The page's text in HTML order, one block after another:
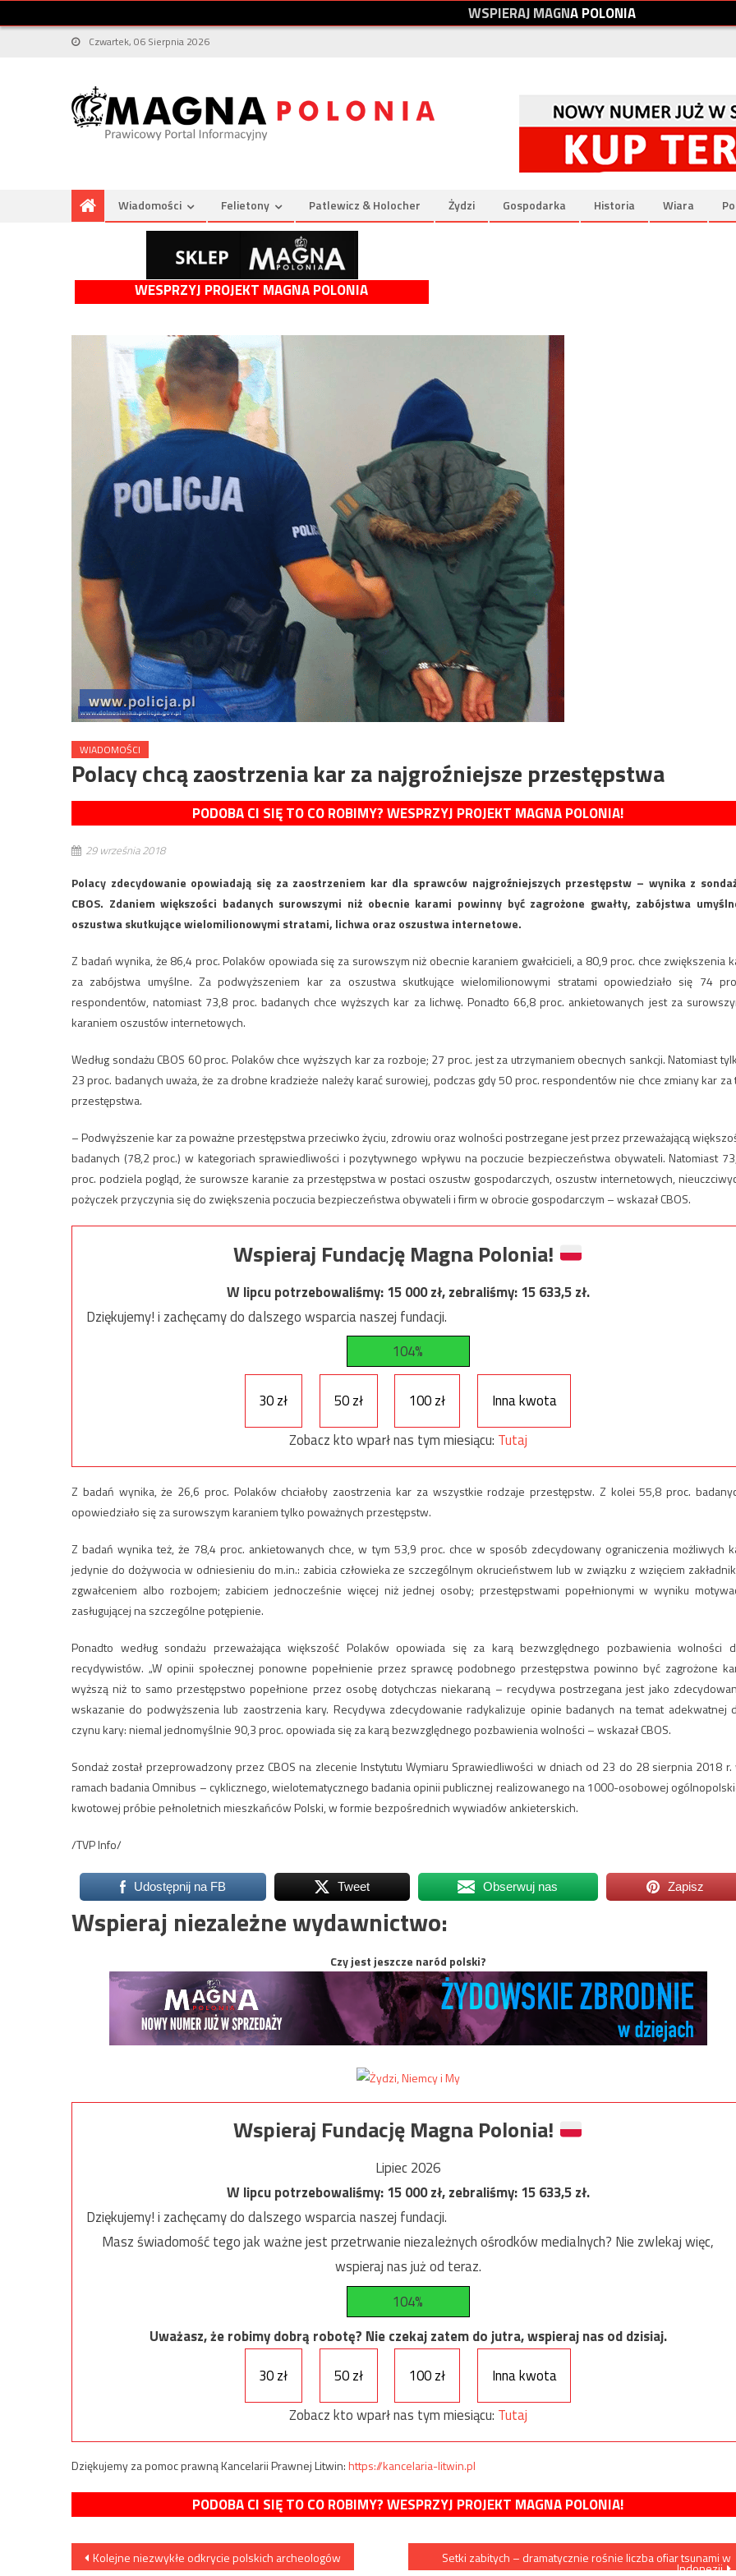
WSPIERAJMAGNAPOLONIA
Czwartek, 06 Sierpnia 2026
Wiadomości Felietony Patlewicz & Holocher Żydzi Gospodarka Historia Wiara
WESPRZYJ PROJEKT MAGNA POLONIA
WIADOMOŚCI
Polacy chcą zaostrzenia kar za najgroźniejsze przestępstwa
PODOBA CI SIĘ TO CO ROBIMY? WESPRZYJ PROJEKT MAGNA POLONIA!
29 września 2018
Polacy zdecydowanie opowiadają się za zaostrzeniem kar dla sprawców najgroźniejszych przestępstw – wynika z
CBOS. Zdaniem większości badanych surowszymi niż obecnie karami powinny być zagrożone gwałty, zabójstwa
oszustwa skutkujące wielomilionowymi stratami, lichwa oraz oszustwa internetowe.
Z badań wynika, że 86,4 proc. Polaków opowiada się za surowszym niż obecnie karaniem gwałcicieli, a 80,9 proc. chce zwiększenia
za zabójstwa umyślne. Za podwyższeniem kar za oszustwa skutkujące wielomilionowymi stratami opowiedziało się 74
respondentów, natomiast 73,8 proc. badanych chce wyższych kar za lichwę. Ponadto 66,8 proc. ankietowanych jest za
karaniem oszustów internetowych.
Według sondażu CBOS 60 proc. Polaków chce wyższych kar za rozboje; 27 proc. jest za utrzymaniem obecnych sankcji. Natomiast
23 proc. badanych uważa, że za drobne kradzieże należy karać surowiej, podczas gdy 50 proc. respondentów nie chce zmiany kar za
przestępstwa.
– Podwyższenie kar za poważne przestępstwa przeciwko życiu, zdrowiu oraz wolności postrzegane jest przez przeważającą
badanych (78,2 proc.) w kategoriach sprawiedliwości i pozytywnego wpływu na poczucie bezpieczeństwa obywateli. Natomiast
proc. podziela pogląd, że surowsze karanie za przestępstwa w postaci oszustw gospodarczych, oszustw internetowych,
pożyczek przyczynia się do zwiększenia poczucia bezpieczeństwa obywateli i firm w obrocie gospodarczym – wskazał CBOS.
Wspieraj Fundację Magna Polonia!
W lipcu potrzebowaliśmy:15 000zł, zebraliśmy:15 633,5zł.
Dziękujemy! i zachęcamy do dalszego wsparcia naszej fundacji.
104%
30 zł 50 zł 100 zł
Inna kwota
Zobacz kto wparł nas tym miesiącu: Tutaj
Z badań wynika, że 26,6 proc. Polaków chciałoby zaostrzenia kar za wszystkie rodzaje przestępstw. Z kolei 55,8 proc.
opowiedziało się za surowszym karaniem tylko poważnych przestępstw.
Z badań wynika też, że 78,4 proc. ankietowanych chce, w tym 53,9 proc. chce w sposób zdecydowany ograniczenia możliwych
jedynie do dożywocia w odniesieniu do m.in.: zabicia człowieka ze szczególnym okrucieństwem lub w związku z wzięciem
zgwałceniem albo rozbojem; zabiciem jednocześnie więcej niż jednej osoby; przestępstwami popełnionymi w wyniku
zasługującej na szczególne potępienie.
Ponadto według sondażu przeważająca większość Polaków opowiada się za karą bezwzględnego pozbawienia wolności
recydywistów. „W opinii społecznej ponowne popełnienie przez sprawcę podobnego przestępstwa powinno być zagrożone
wyższą niż to samo przestępstwo popełnione przez osobę dotychczas niekaraną – recydywa postrzegana jest jako
wskazanie do podwyższenia lub zaostrzenia kary. Recydywa zdecydowanie radykalizuje opinie badanych na temat adekwatnej
czynu kary: niemal jednomyślnie 90,3 proc. opowiada się za karą bezwzględnego pozbawienia wolności – wskazał CBOS.
Sondaż został przeprowadzony przez CBOS na zlecenie Instytutu Wymiaru Sprawiedliwości w dniach od 23 do 28 sierpnia 2018 r.
ramach badania Omnibus – cyklicznego, wielotematycznego badania opinii publicznej realizowanego na 1000-osobowej
kwotowej próbie pełnoletnich mieszkańców Polski, w formie bezpośrednich wywiadów ankieterskich.
/TVP Info/
Udostępnij na FB Tweet Obserwuj nas Zapisz
Wspieraj niezależne wydawnictwo:
Czy jest jeszcze naród polski?
Wspieraj Fundację Magna Polonia!
Lipiec 2026
W lipcu potrzebowaliśmy:15 000zł, zebraliśmy:15 633,5zł.
Dziękujemy! i zachęcamy do dalszego wsparcia naszej fundacji.
Masz świadomość tego jak ważne jest przetrwanie niezależnych ośrodków medialnych? Nie zwlekaj więc,
wspieraj nas już od teraz.
104%
Uważasz, że robimy dobrą robotę? Nie czekaj zatem do jutra, wspieraj nas od dzisiaj.
30 zł
50 zł 100 zł
Inna kwota
Zobacz kto wparł nas tym miesiącu: Tutaj
Dziękujemy za pomoc prawną Kancelarii Prawnej Litwin:https://kancelaria-litwin.pl
PODOBA CI SIĘ TO CO ROBIMY? WESPRZYJ PROJEKT MAGNA POLONIA!
Nawigacja
Kolejne niezwykłe odkrycie polskich archeologów Setki zabitych – dramatycznie rośnie liczba ofiar tsunami w
Indonezji